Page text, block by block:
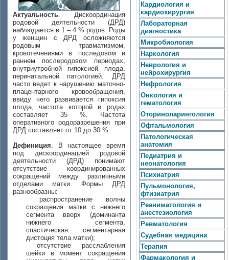
Актуальность. Дискоординация
родовой деятельности (ДРД)
наблюдается в 1 – 4 % родов. Роды
у женщин с ДРД осложняются
родовым травматизмом,
кровотечениями в последовом и
раннем послеродовом периодах,
внутриутробной гипоксией плода,
перинатальной патологией. ДРД
часто ведет к нарушению маточно-
плацентарного кровообращения,
ввиду чего развивается гипоксия
плода, частота которой в родах
составляет 35 %. Частота
оперативного родоразрешения при
ДРД составляет от 10 до 30 %.
Дефиниция. В настоящее время
под дискоординацией родовой
деятельности (ДРД) понимают
отсутствие координированных
сокращений между различными
отделами матки. Формы ДРД
разнообразны:
распространение волны
сокращения матки с нижнего
сегмента вверх (доминанта
нижнего сегмента,
спастическая сегментарная
дистоция тела матки);
отсутствие расслабления
шейки в момент сокращения
Кардиология и
кардиохирургия
Лабораторная
диагностика
Микробиология
Наркология
Неврология и
нейрохирургия
Нефрология
Онкология и
гематология
Оториноларингология
Офтальмология
Патологическая
анатомия
Педиатрия и
неонатология
Психиатрия
Пульмонология,
фтизиатрия
Реаниматология и
анестезиология
Ревматология
Судебная медицина
Терапия
Фармакология и